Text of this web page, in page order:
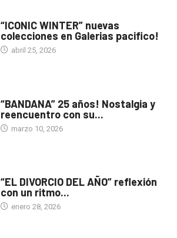
“ICONIC WINTER” nuevas
colecciones en Galerias pacifico!
abril 25, 2026
“BANDANA” 25 años! Nostalgia y
reencuentro con su...
marzo 10, 2026
“EL DIVORCIO DEL AÑO” reflexión
con un ritmo...
enero 28, 2026